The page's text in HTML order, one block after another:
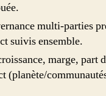
multi‑parties
suivis ensemble.
marge, part
(planète/